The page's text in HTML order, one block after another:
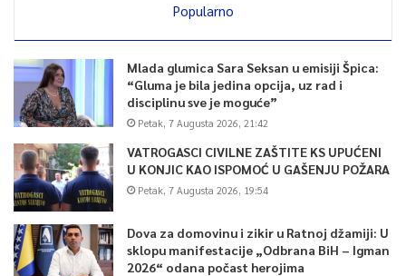
Popularno
Mlada glumica Sara Seksan u emisiji Špica:
“Gluma je bila jedina opcija, uz rad i
disciplinu sve je moguće”
Petak, 7 Augusta 2026, 21:42
VATROGASCI CIVILNE ZAŠTITE KS UPUĆENI
U KONJIC KAO ISPOMOĆ U GAŠENJU POŽARA
Petak, 7 Augusta 2026, 19:54
Dova za domovinu i zikir u Ratnoj džamiji: U
sklopu manifestacije „Odbrana BiH – Igman
2026“ odana počast herojima